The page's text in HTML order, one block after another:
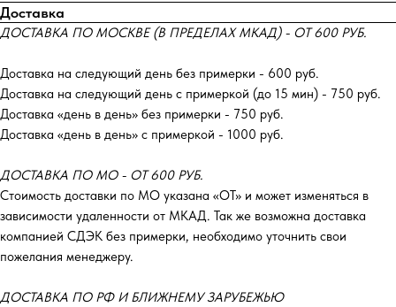
Доставка
ДОСТАВКА ПО МОСКВЕ (В ПРЕДЕЛАХ МКАД) - ОТ 600 РУБ.
Доставка на следующий день без примерки - 600 руб.
Доставка на следующий день с примеркой (до 15 мин) - 750 руб.
Доставка «день в день» без примерки - 750 руб.
Доставка «день в день» с примеркой - 1000 руб.
ДОСТАВКА ПО МО - ОТ 600 РУБ.
Стоимость доставки по МО указана «ОТ»‎ и может изменяться в
зависимости удаленности от МКАД. Так же возможна доставка
компанией СДЭК без примерки, необходимо уточнить свои
пожелания менеджеру.
ДОСТАВКА ПО РФ И БЛИЖНЕМУ ЗАРУБЕЖЬЮ